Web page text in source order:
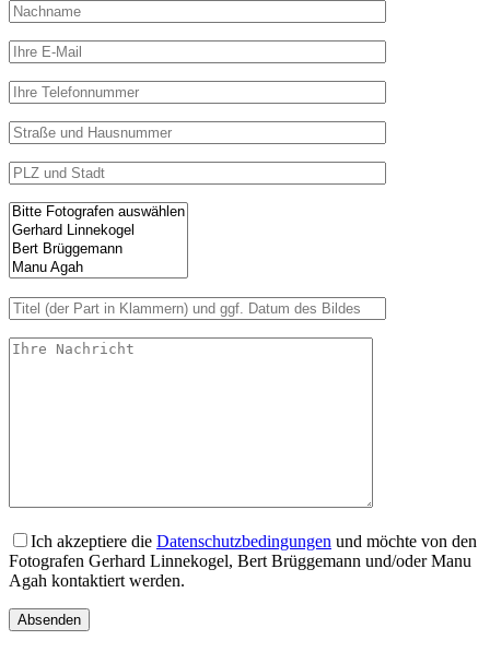
Ich akzeptiere die Datenschutzbedingungen und möchte von den
Fotografen Gerhard Linnekogel, Bert Brüggemann und/oder Manu
Agah kontaktiert werden.
Bitte lasse dieses Feld leer.